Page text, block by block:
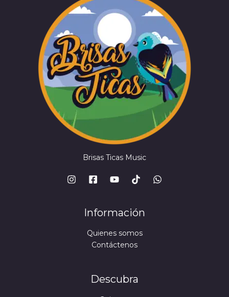
Brisas Ticas Music
Información
Quienes somos
Contáctenos
Descubra